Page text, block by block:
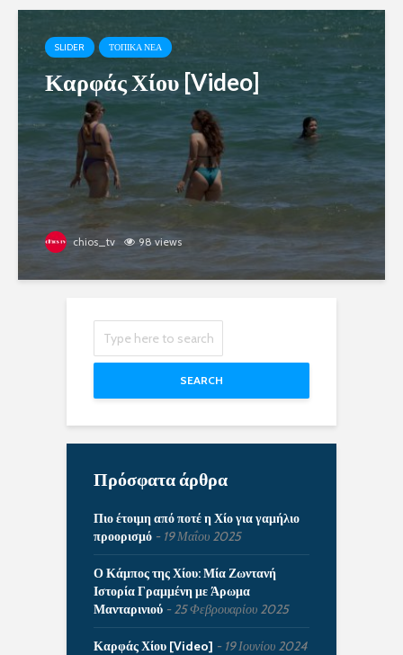
SLIDER ΤΟΠΙΚΑ ΝΕΑ
Καρφάς Χίου [Video]
chios_tv 98 views
SEARCH
Πρόσφατα άρθρα
Πιο έτοιμη από ποτέ η Χίο για γαμήλιο
προορισμό
19 Μαΐου 2025
Ο Κάμπος της Χίου: Μία Ζωντανή
Ιστορία Γραμμένη με Άρωμα
Μανταρινιού
25 Φεβρουαρίου 2025
Καρφάς Χίου [Video] 19 Ιουνίου 2024